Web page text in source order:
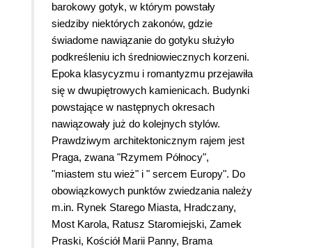
barokowy gotyk, w którym powstały
siedziby niektórych zakonów, gdzie
świadome nawiązanie do gotyku służyło
podkreśleniu ich średniowiecznych korzeni.
Epoka klasycyzmu i romantyzmu przejawiła
się w dwupiętrowych kamienicach. Budynki
powstające w następnych okresach
nawiązowały już do kolejnych stylów.
Prawdziwym architektonicznym rajem jest
Praga, zwana "Rzymem Północy",
"miastem stu wież" i " sercem Europy". Do
obowiązkowych punktów zwiedzania należy
m.in. Rynek Starego Miasta, Hradczany,
Most Karola, Ratusz Staromiejski, Zamek
Praski, Kościół Marii Panny, Brama